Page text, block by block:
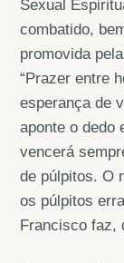
Sexual
combatido,
promovida
“Prazer entre
esperança de
aponte o dedo
vencerá
de púlpitos. O
os púlpitos
Francisco faz,